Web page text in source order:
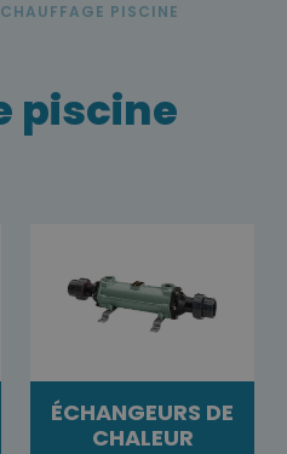
CHAUFFAGE PISCINE
piscine
ÉCHANGEURS DE
CHALEUR